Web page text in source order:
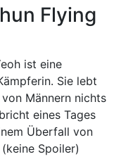
Flying
ist eine
Sie lebt
Männern nichts
eines Tages
Überfall von
Spoiler)